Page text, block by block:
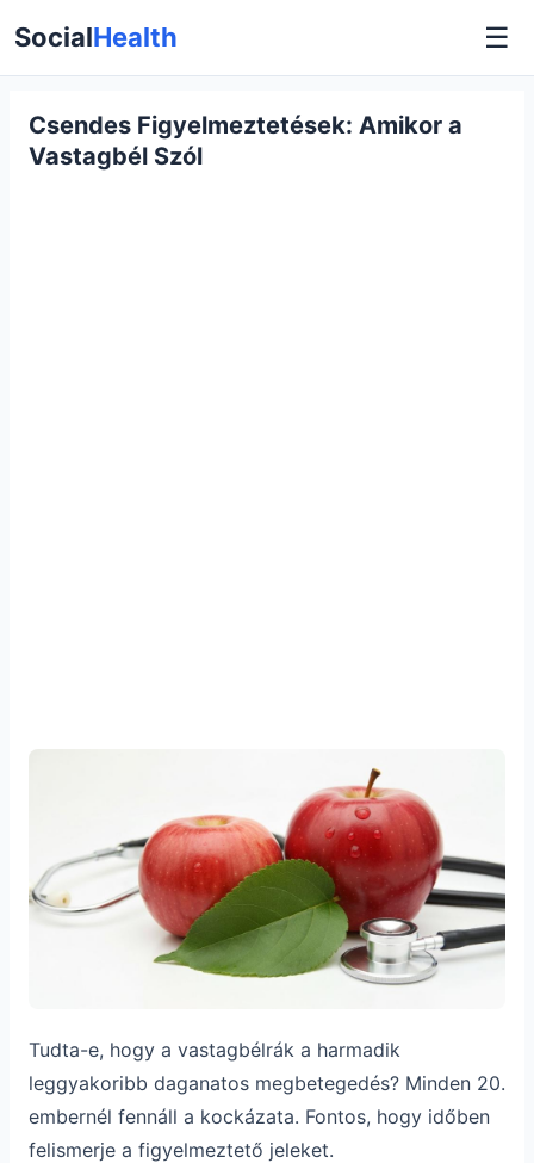
SocialHealth ☰
Csendes Figyelmeztetések: Amikor a
Vastagbél Szól
Tudta-e, hogy a vastagbélrák a harmadik
leggyakoribb daganatos megbetegedés? Minden 20.
embernél fennáll a kockázata. Fontos, hogy időben
felismerje a figyelmeztető jeleket.